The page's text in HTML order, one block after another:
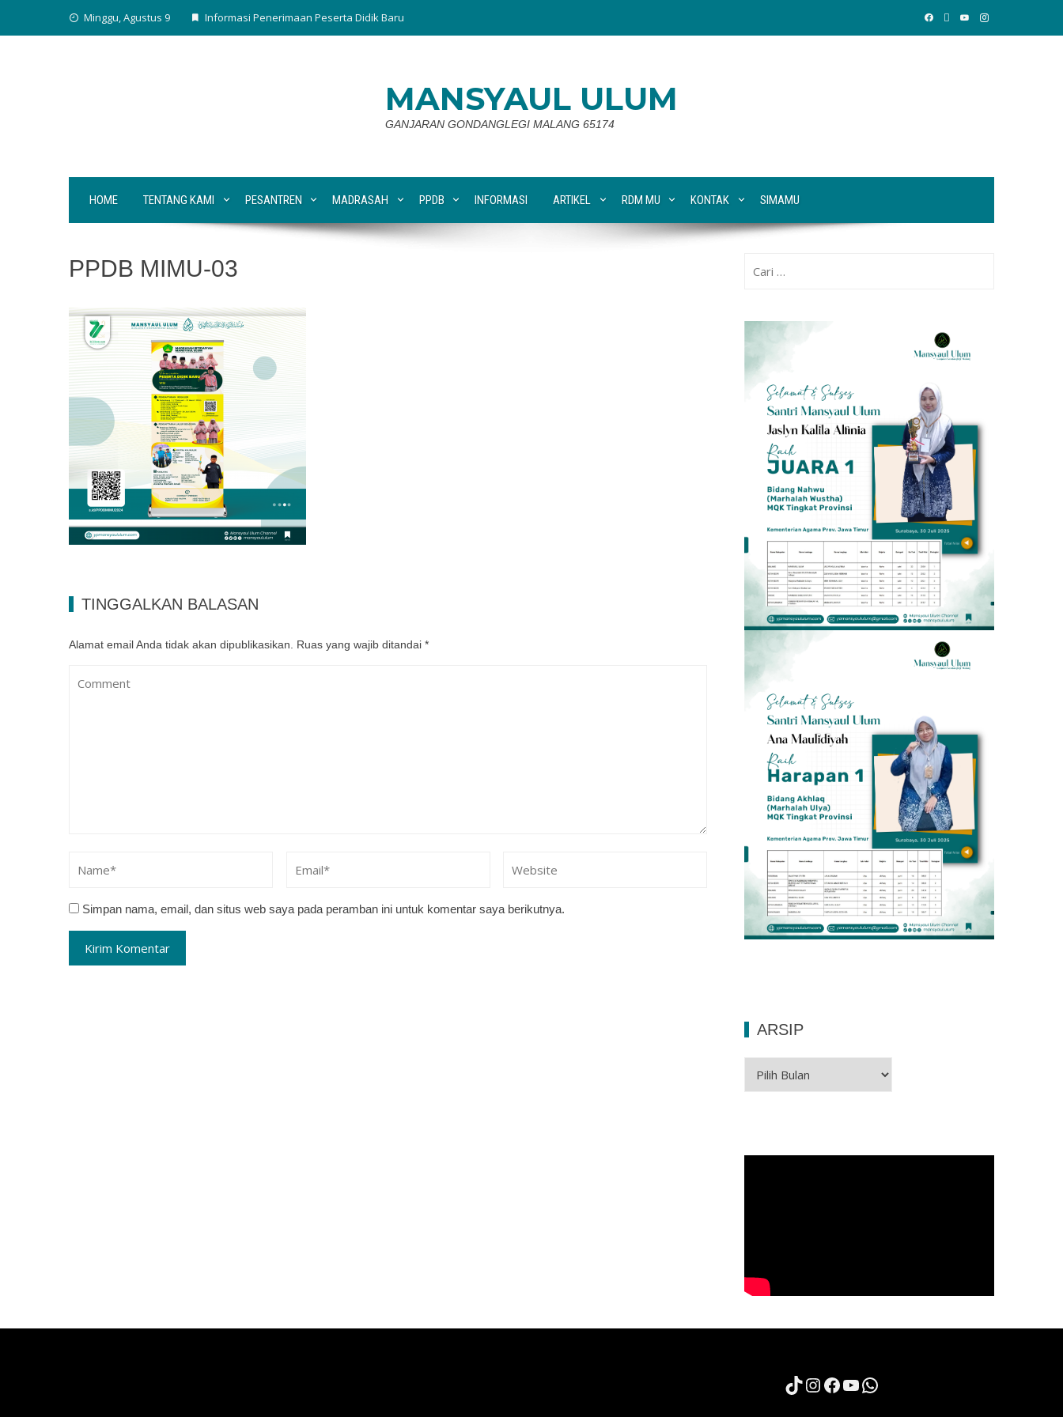
Minggu, Agustus 9 Informasi Penerimaan Peserta Didik Baru
MANSYAUL ULUM
GANJARAN GONDANGLEGI MALANG 65174
HOME TENTANG KAMI PESANTREN MADRASAH PPDB INFORMASI ARTIKEL RDM MU KONTAK SIMAMU
PPDB MIMU-03
TINGGALKAN BALASAN
Alamat email Anda tidak akan dipublikasikan. Ruas yang wajib ditandai *
Simpan nama, email, dan situs web saya pada peramban ini untuk komentar saya berikutnya.
untuk:
ARSIP
TikTok
Instagram
Facebook
YouTube
WhatsApp